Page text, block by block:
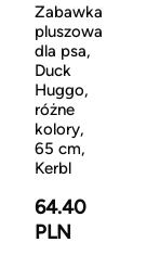
Zabawka
pluszowa
dla psa,
Duck
Huggo,
różne
kolory,
65 cm,
Kerbl
64.40
PLN